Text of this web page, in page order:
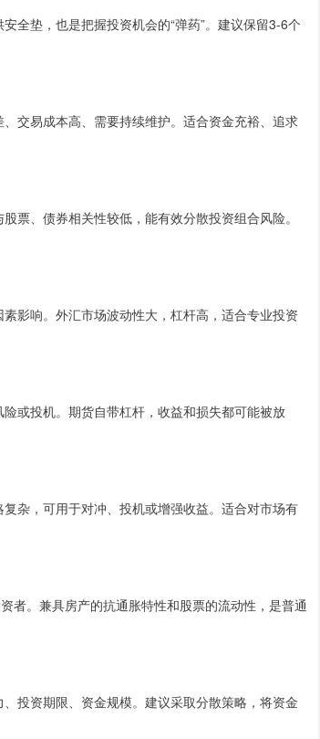
全垫，也是把握投资机会的“弹药”。建议保留3-6个
交易成本高、需要持续维护。适合资金充裕、追求
票、债券相关性较低，能有效分散投资组合风险。
影响。外汇市场波动性大，杠杆高，适合专业投资
或投机。期货自带杠杆，收益和损失都可能被放
杂，可用于对冲、投机或增强收益。适合对市场有
者。兼具房产的抗通胀特性和股票的流动性，是普通
投资期限、资金规模。建议采取分散策略，将资金